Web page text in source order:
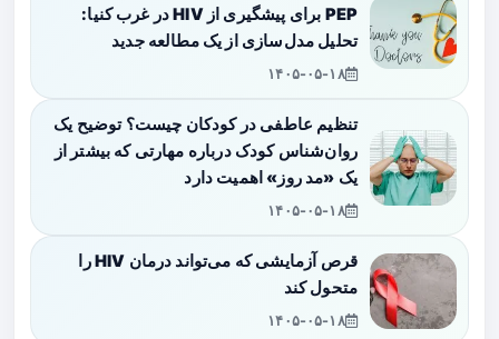
PEP برای پیشگیری از HIV در غرب کنیا:
تحلیل مدل‌سازی از یک مطالعه جدید
۱۴۰۵-۰۵-۱۸
تنظیم عاطفی در کودکان چیست؟ توضیح یک
روان‌شناس کودک درباره مهارتی که بیشتر از
یک «مد روز» اهمیت دارد
۱۴۰۵-۰۵-۱۸
قرص آزمایشی که می‌تواند درمان HIV را
متحول کند
۱۴۰۵-۰۵-۱۸